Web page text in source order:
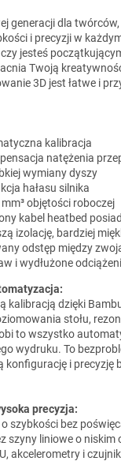
generacji dla
i precyzji w
jesteś
Twoją
3D jest łatwe i
kalibracja
natężenia
wymiany dyszy
hałasu silnika
objętości roboczej
kabel heatbed
izolację, bardziej
odstęp między
i wydłużone
kalibracją dzięki
stołu,
to wszystko
wydruku. To
i precyzję
precyzja:
szybkości bez
szyny liniowe o niskim
akcelerometry i